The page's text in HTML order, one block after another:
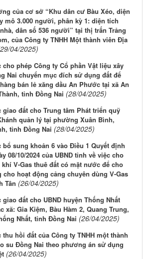
của cơ sở “Khu dân cư Bàu Xéo, diện
mô 3.000 người, phân kỳ 1: diện tích
dân số 536 người” tại thị trấn Trảng
của Công ty TNHH Một thành viên Địa
04/2025)
cho phép Công ty Cổ phần Vật liệu xây
Nai chuyển mục đích sử dụng đất để
bán lẻ xăng dầu An Phước tại xã An
tỉnh Đồng Nai (28/04/2025)
giao đất cho Trung tâm Phát triển quỹ
quản lý tại phường Xuân Bình,
tỉnh Đồng Nai (28/04/2025)
bổ sung khoản 6 vào Điều 1 Quyết định
08/10/2024 của UBND tỉnh về việc cho
V-Gas thuê đất có mặt nước để cho
cho hoạt động cảng chuyên dùng V-Gas
Tân (26/04/2025)
đất cho UBND huyện Thống Nhất
xã: Gia Kiệm, Bàu Hàm 2, Quang Trung,
Nhất, tỉnh Đồng Nai (26/04/2025)
hồi đất của Công ty TNHH một thành
su Đồng Nai theo phương án sử dụng
(26/04/2025)